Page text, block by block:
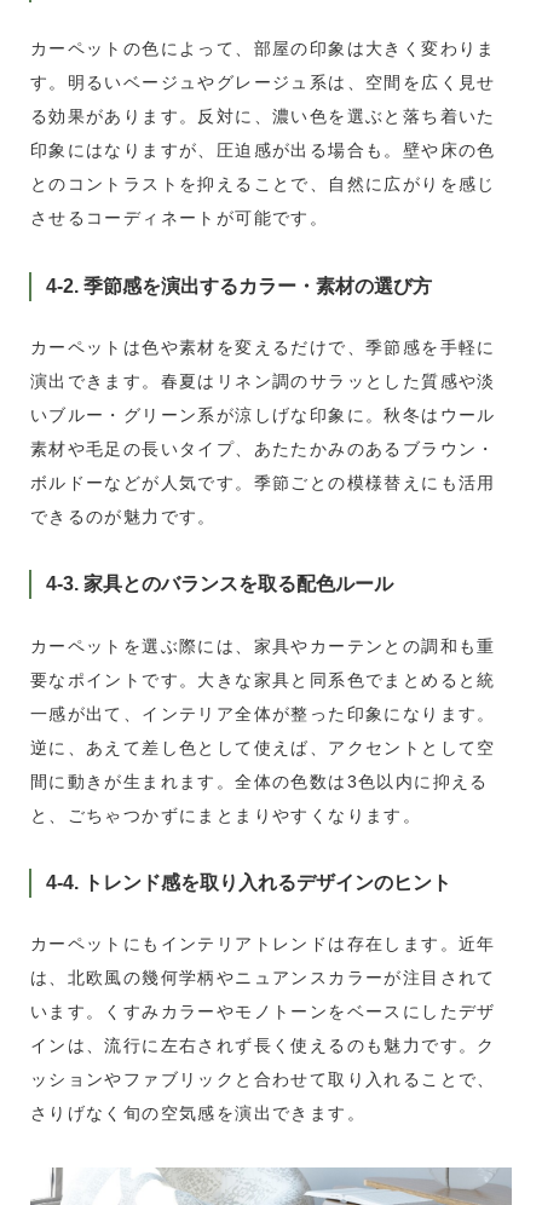
カーペットの色によって、部屋の印象は大きく変わりま
す。明るいベージュやグレージュ系は、空間を広く見せ
る効果があります。反対に、濃い色を選ぶと落ち着いた
印象にはなりますが、圧迫感が出る場合も。壁や床の色
とのコントラストを抑えることで、自然に広がりを感じ
させるコーディネートが可能です。
4-2. 季節感を演出するカラー・素材の選び方
カーペットは色や素材を変えるだけで、季節感を手軽に
演出できます。春夏はリネン調のサラッとした質感や淡
いブルー・グリーン系が涼しげな印象に。秋冬はウール
素材や毛足の長いタイプ、あたたかみのあるブラウン・
ボルドーなどが人気です。季節ごとの模様替えにも活用
できるのが魅力です。
4-3. 家具とのバランスを取る配色ルール
カーペットを選ぶ際には、家具やカーテンとの調和も重
要なポイントです。大きな家具と同系色でまとめると統
一感が出て、インテリア全体が整った印象になります。
逆に、あえて差し色として使えば、アクセントとして空
間に動きが生まれます。全体の色数は3色以内に抑える
と、ごちゃつかずにまとまりやすくなります。
4-4. トレンド感を取り入れるデザインのヒント
カーペットにもインテリアトレンドは存在します。近年
は、北欧風の幾何学柄やニュアンスカラーが注目されて
います。くすみカラーやモノトーンをベースにしたデザ
インは、流行に左右されず長く使えるのも魅力です。ク
ッションやファブリックと合わせて取り入れることで、
さりげなく旬の空気感を演出できます。